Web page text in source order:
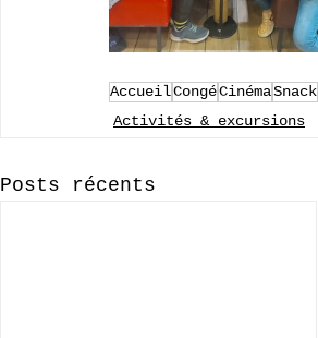
AccueilCongéCinémaSnack
Activités & excursions
Posts récents